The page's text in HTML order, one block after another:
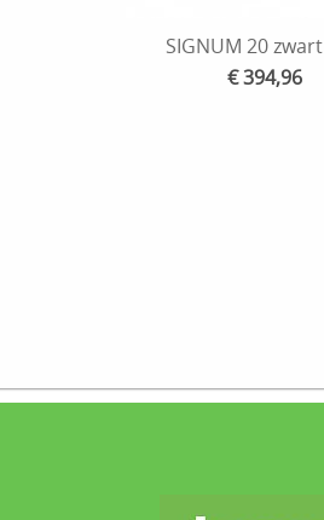
SIGNUM 20
€ 394,96